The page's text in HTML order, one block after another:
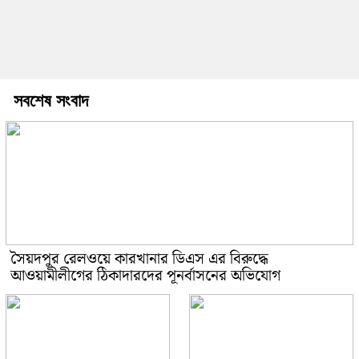
সবশেষ সংবাদ
সৈয়দপুর রেলওয়ে কারখানার ডিএস এর বিরুদ্ধে
আওয়ামীলীগের ঠিকাদারদের পূনর্বাসনের অভিযোগ